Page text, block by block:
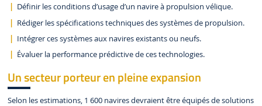
Définir les conditions d’usage d’un navire à propulsion vélique.
Rédiger les spécifications techniques des systèmes de propulsion.
Intégrer ces systèmes aux navires existants ou neufs.
Évaluer la performance prédictive de ces technologies.
Un secteur porteur en pleine expansion
Selon les estimations, 1 600 navires devraient être équipés de solutions